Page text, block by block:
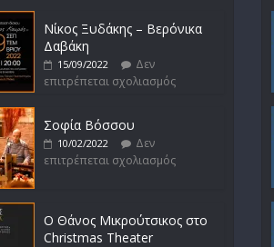
Νίκος Ξυδάκης – Βερόνικα
Δαβάκη
15/09/2022
Δεν
επιτρέπεται σχολιασμός
Σοφία Βόσσου
10/02/2022
Δεν
επιτρέπεται σχολιασμός
Ο Θάνος Μικρούτσικος στο
Christmas Theater